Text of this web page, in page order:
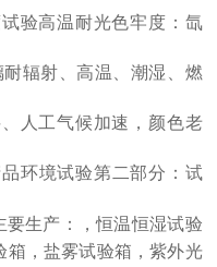
验高温耐光色牢度：氙
辐射、高温、潮湿、燃
人工气候加速，颜色老
环境试验第二部分：试
生产：，恒温恒湿试验
箱，盐雾试验箱，紫外光